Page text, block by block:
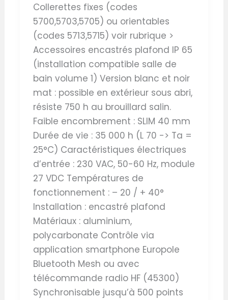
Collerettes fixes (codes
5700,5703,5705) ou orientables
(codes 5713,5715) voir rubrique >
Accessoires encastrés plafond IP 65
(installation compatible salle de
bain volume 1) Version blanc et noir
mat : possible en extérieur sous abri,
résiste 750 h au brouillard salin.
Faible encombrement : SLIM 40 mm
Durée de vie : 35 000 h (L 70 -> Ta =
25°C) Caractéristiques électriques
d’entrée : 230 VAC, 50-60 Hz, module
27 VDC Températures de
fonctionnement : – 20 / + 40°
Installation : encastré plafond
Matériaux : aluminium,
polycarbonate Contrôle via
application smartphone Europole
Bluetooth Mesh ou avec
télécommande radio HF (45300)
Synchronisable jusqu’à 500 points